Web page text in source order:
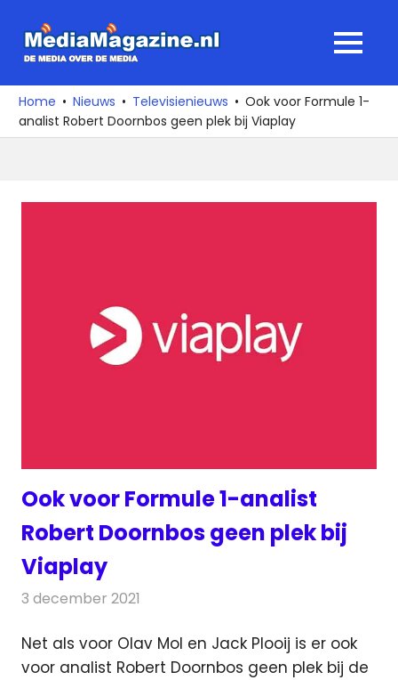
naar
media
over
de
MENU
Home Nieuws Televisienieuws
Ook voor Formule 1-
analist Robert Doornbos geen plek bij Viaplay
Ook voor Formule 1-analist
Robert Doornbos geen plek bij
Viaplay
3 december 2021
Net als voor Olav Mol en Jack Plooij is er ook
voor analist Robert Doornbos geen plek bij de